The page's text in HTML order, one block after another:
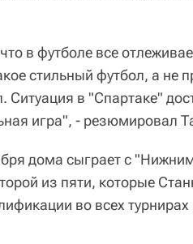
в футболе все
стильный футбол, а не
в "Спартаке"
игра", - резюмировал
дома сыграет с
из пяти, которые
во всех турнирах